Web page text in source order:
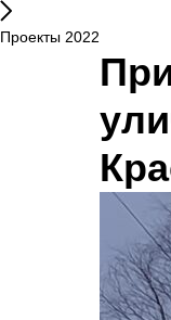
Проекты 2022